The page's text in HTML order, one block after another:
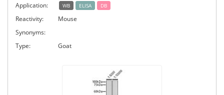
Application:
WB ELISA DB
Reactivity:
Mouse
Synonyms:
Type:
Goat